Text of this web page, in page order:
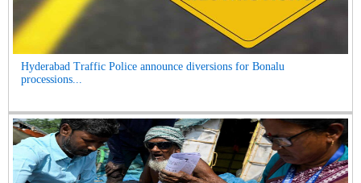
Hyderabad Traffic Police announce diversions for Bonalu
processions...